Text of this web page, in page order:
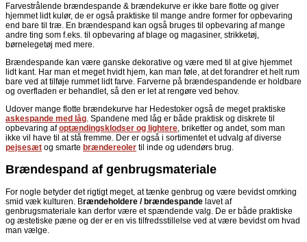
Farvestrålende brændespande & brændekurve er ikke bare flotte og giver
hjemmet lidt kulør, de er også praktiske til mange andre former for opbevaring
end bare til træ. En brændespand kan også bruges til opbevaring af mange
andre ting som f.eks. til opbevaring af blage og magasiner, strikketøj,
børnelegetøj med mere.
Brændespande kan være ganske dekorative og være med til at give hjemmet
lidt kant. Har man et meget hvidt hjem, kan man føle, at det forandrer et helt rum
bare ved at tilføje rummet lidt farve. Farverne på brændespandende er holdbare
og overfladen er behandlet, så den er let at rengøre ved behov.
Udover mange flotte brændekurve har Hedestoker også de meget praktiske
askespande med låg . Spandene med låg er både praktisk og diskrete til
opbevaring afoptændingsklodser og lightere , briketter og andet, som man
ikke vil have til at stå fremme. Der er også i sortimentet et udvalg af diverse
pejsesæt og smarte brændereoler til inde og udendørs brug.
Brændespand af genbrugsmateriale
For nogle betyder det rigtigt meget, at tænke genbrug og være bevidst omrking
smid væk kulturen. Brændeholdere / brændespande lavet af
genbrugsmateriale kan derfor være et spændende valg. De er både praktiske
og æstetiske pæne og der er en vis tilfredsstillelse ved at være bevidst om hvad
man vælge.